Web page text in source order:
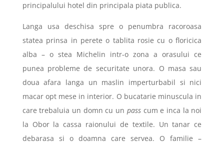
principalului hotel din principala piata publica.
Langa usa deschisa spre o penumbra racoroasa
statea prinsa in perete o tablita rosie cu o floricica
alba – o stea Michelin intr-o zona a orasului ce
punea probleme de securitate unora. O masa sau
doua afara langa un maslin imperturbabil si nici
macar opt mese in interior. O bucatarie minuscula in
care trebaluia un domn cu un passcum e inca la noi
la Obor la cassa raionului de textile. Un tanar ce
debarasa si o doamna care servea. O familie –